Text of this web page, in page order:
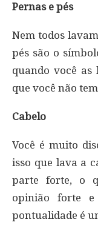
Pernas e pés
Nem todos
pés são o
quando você as
que você não
Cabelo
Você é muito
isso que lava a
parte forte, o
opinião forte
pontualidade é